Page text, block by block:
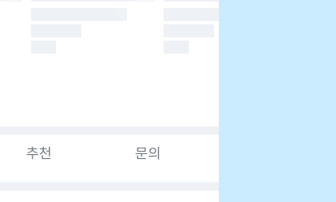
추천 문의